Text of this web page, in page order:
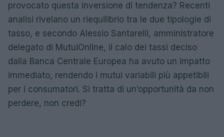
provocato questa inversione di tendenza? Recenti
analisi rivelano un riequilibrio tra le due tipologie di
tasso, e secondo Alessio Santarelli, amministratore
delegato di MutuiOnline, il calo dei tassi deciso
dalla Banca Centrale Europea ha avuto un impatto
immediato, rendendo i mutui variabili più appetibili
per i consumatori. Si tratta di un’opportunità da non
perdere, non credi?